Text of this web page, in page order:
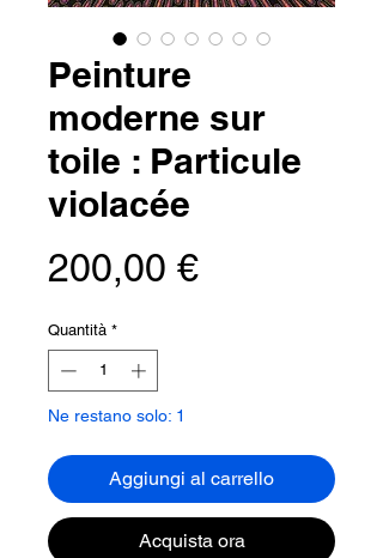
Peinture
moderne sur
toile : Particule
violacée
200,00 €Prezzo
Quantità *
Ne restano solo: 1
Aggiungi al carrello
Acquista ora